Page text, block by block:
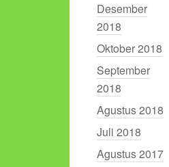
Desember
2018
Oktober 2018
September
2018
Agustus 2018
Juli 2018
Agustus 2017